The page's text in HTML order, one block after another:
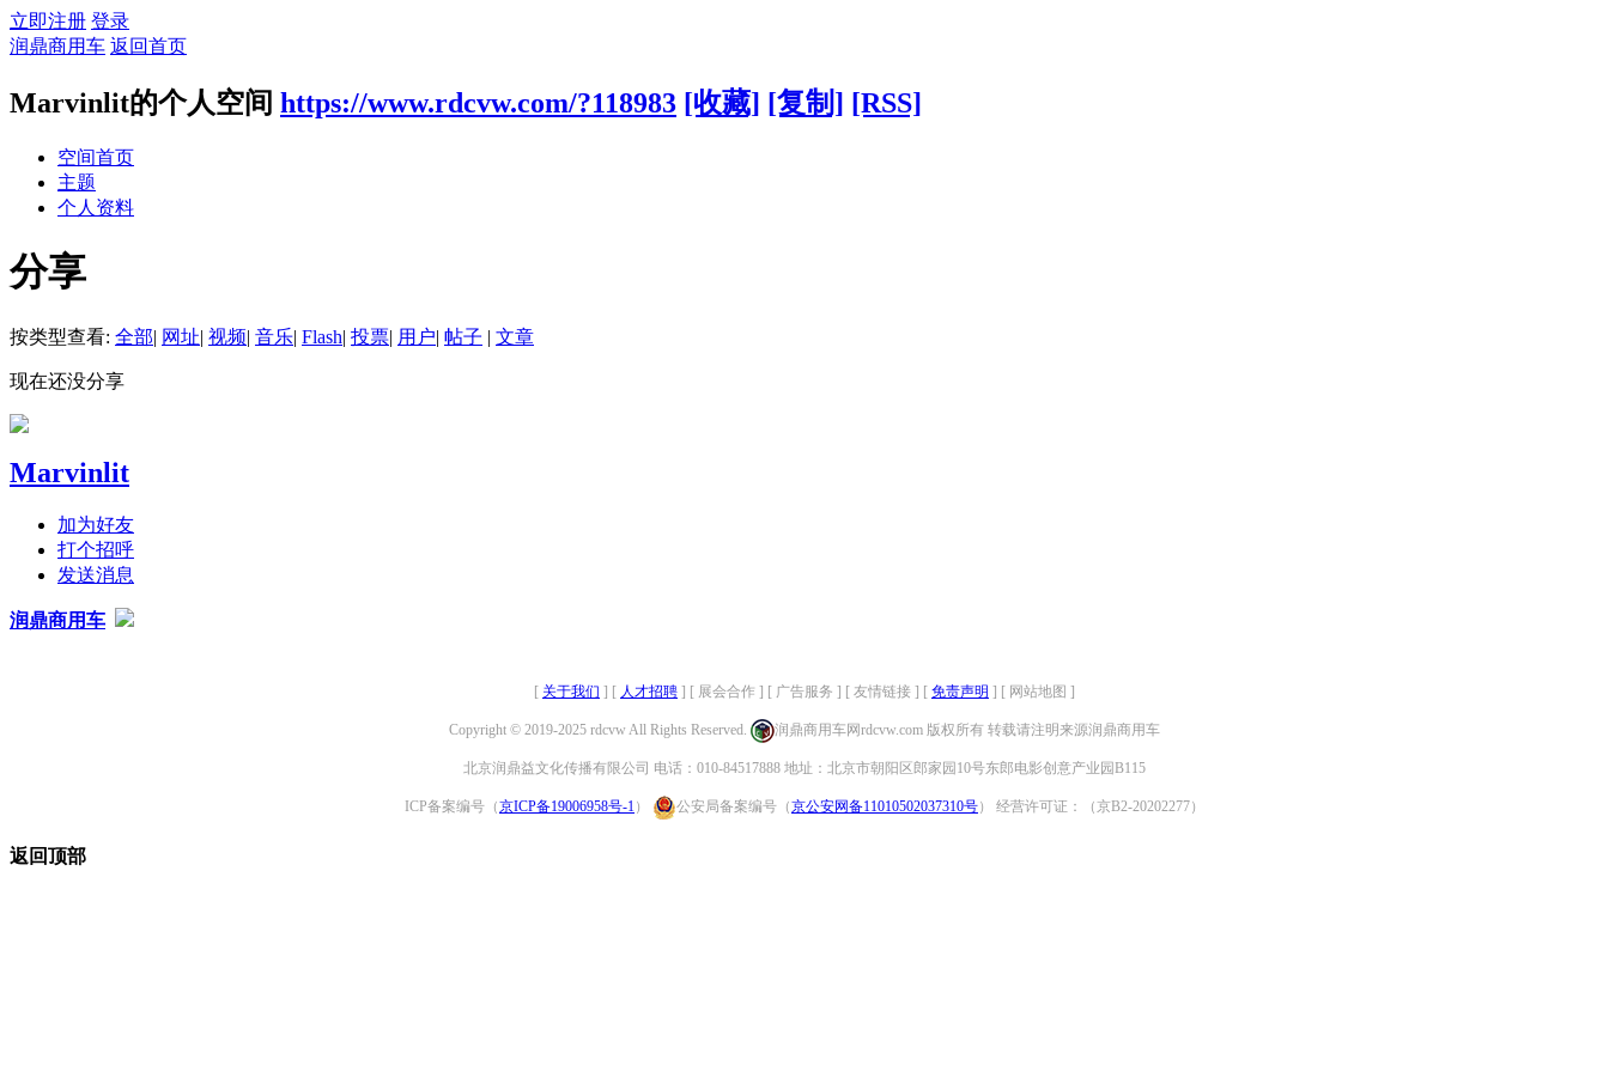
立即注册 登录
润鼎商用车 返回首页
Marvinlit的个人空间 https://www.rdcvw.com/?118983 [收藏] [复制] [RSS]
空间首页
主题
个人资料
分享
按类型查看: 全部| 网址| 视频| 音乐| Flash| 投票| 用户| 帖子 | 文章
现在还没分享
Marvinlit
加为好友
打个招呼
发送消息
润鼎商用车
[ 关于我们 ] [ 人才招聘 ] [ 展会合作 ] [ 广告服务 ] [ 友情链接 ] [ 免责声明 ] [ 网站地图 ]
Copyright © 2019-2025 rdcvw All Rights Reserved. 润鼎商用车网rdcvw.com 版权所有 转载请注明来源润鼎商用车
北京润鼎益文化传播有限公司 电话：010-84517888 地址：北京市朝阳区郎家园10号东郎电影创意产业园B115
ICP备案编号（京ICP备19006958号-1 ） 公安局备案编号（京公安网备11010502037310号） 经营许可证：（京B2-20202277）
返回顶部